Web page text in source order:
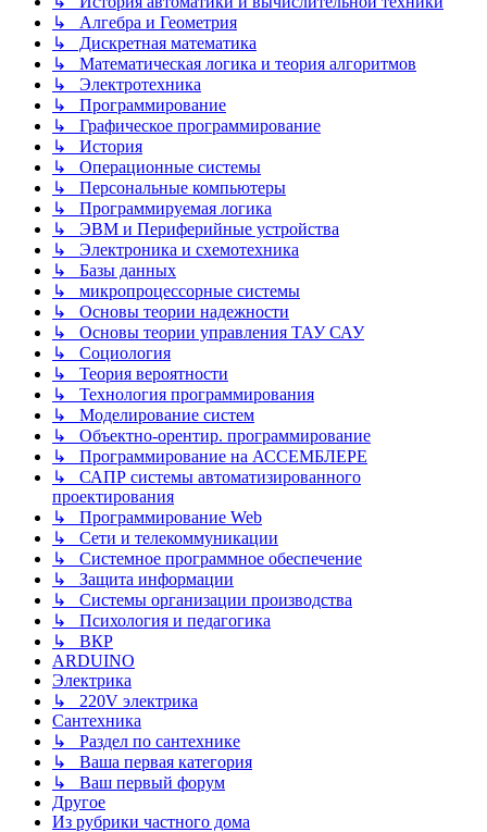
↳ Алгебра и Геометрия
↳ Дискретная математика
↳ Математическая логика и теория алгоритмов
↳ Электротехника
↳ Программирование
↳ Графическое программирование
↳ История
↳ Операционные системы
↳ Персональные компьютеры
↳ Программируемая логика
↳ ЭВМ и Периферийные устройства
↳ Электроника и схемотехника
↳ Базы данных
↳ микропроцессорные системы
↳ Основы теории надежности
↳ Основы теории управления ТАУ САУ
↳ Социология
↳ Теория вероятности
↳ Технология программирования
↳ Моделирование систем
↳ Объектно-орентир. программирование
↳ Программирование на АССЕМБЛЕРЕ
↳ САПР системы автоматизированного
проектирования
↳ Программирование Web
↳ Сети и телекоммуникации
↳ Системное программное обеспечение
↳ Защита информации
↳ Системы организации производства
↳ Психология и педагогика
↳ ВКР
ARDUINO
Электрика
↳ 220V электрика
Сантехника
↳ Раздел по сантехнике
↳ Ваша первая категория
↳ Ваш первый форум
Другое
Из рубрики частного дома